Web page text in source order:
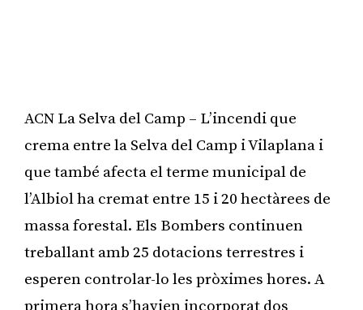
ACN La Selva del Camp – L’incendi que
crema entre la Selva del Camp i Vilaplana i
que també afecta el terme municipal de
l’Albiol ha cremat entre 15 i 20 hectàrees de
massa forestal. Els Bombers continuen
treballant amb 25 dotacions terrestres i
esperen controlar-lo les pròximes hores. A
primera hora s’havien incorporat dos